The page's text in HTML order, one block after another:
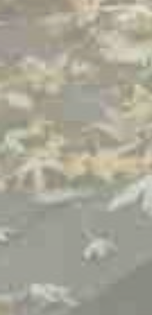
CANDIDATURES
NEWSLETTER
BILLETTERIE